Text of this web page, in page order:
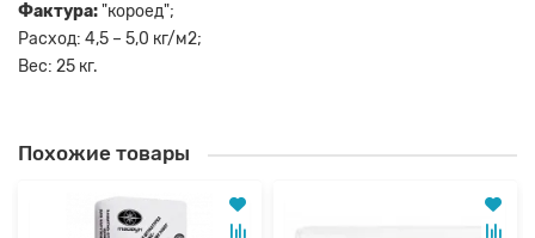
Фактура:"короед";
Расход: 4,5 – 5,0 кг/м2;
Вес: 25 кг.
Похожие товары